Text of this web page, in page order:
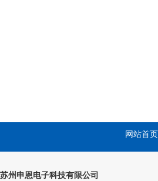
网站首页
苏州申恩电子科技有限公司